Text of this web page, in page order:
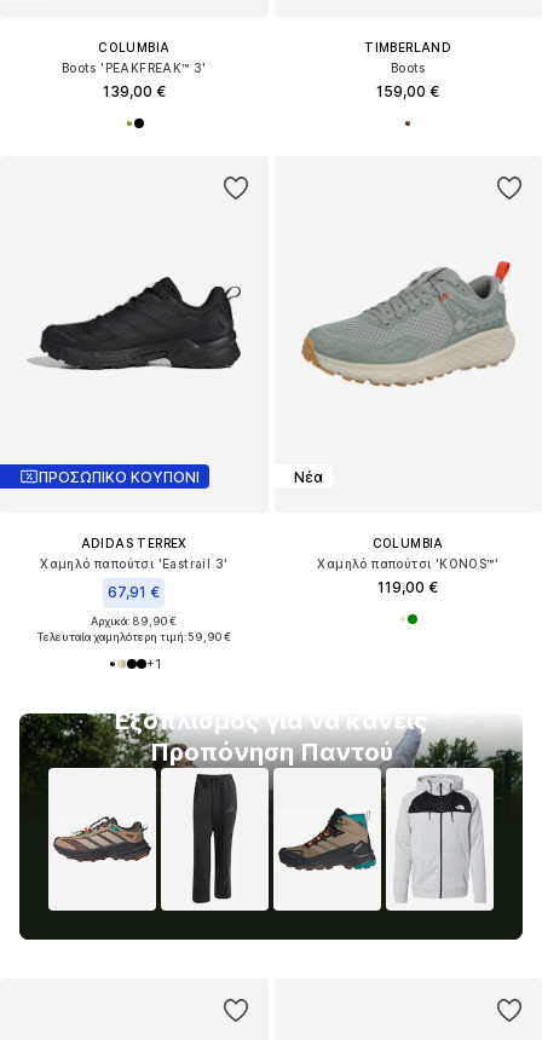
COLUMBIA
Boots 'PEAKFREAK™ 3'
139,00 €
TIMBERLAND
Boots
159,00 €
ΠΡΟΣΩΠΙΚΟ ΚΟΥΠΟΝΙ
ADIDAS TERREX
Χαμηλό παπούτσι 'Eastrail 3'
67,91 €
Αρχικά: 89,90 €
Τελευταία χαμηλότερη τιμή:59,90 €
+1
Εξοπλισμός για να κάνεις
Προπόνηση Παντού
Νέα
COLUMBIA
Χαμηλό παπούτσι 'KONOS™'
119,00 €